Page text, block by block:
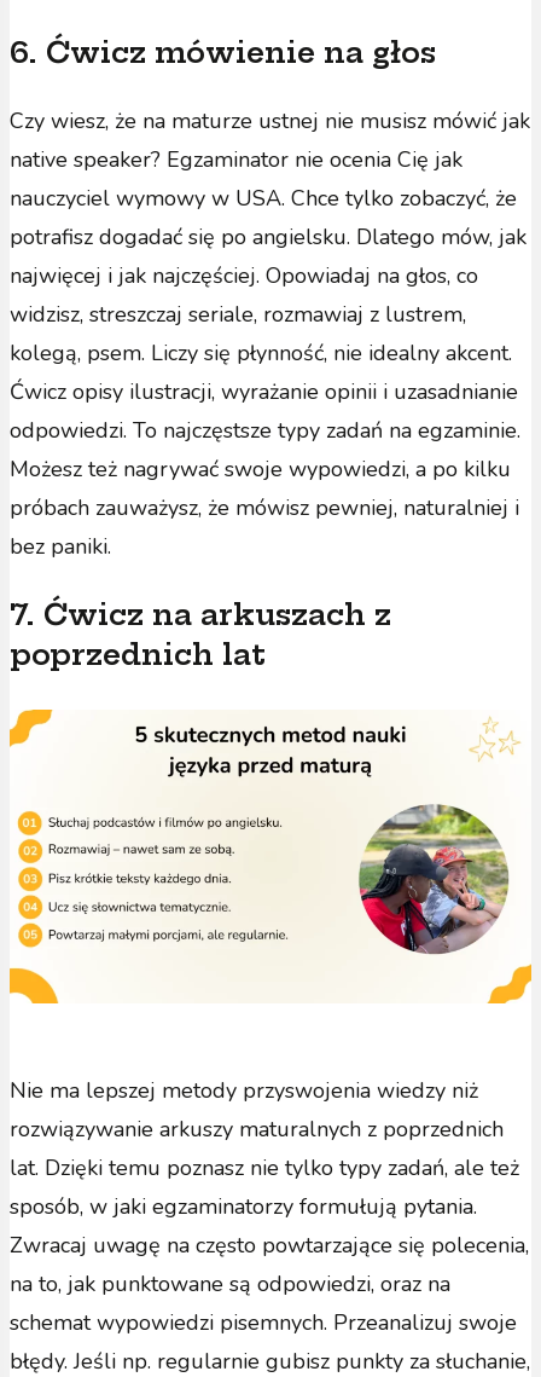
6. Ćwicz mówienie na głos
Czy wiesz, że na maturze ustnej nie musisz mówić jak
native speaker? Egzaminator nie ocenia Cię jak
nauczyciel wymowy w USA. Chce tylko zobaczyć, że
potrafisz dogadać się po angielsku. Dlatego mów, jak
najwięcej i jak najczęściej. Opowiadaj na głos, co
widzisz, streszczaj seriale, rozmawiaj z lustrem,
kolegą, psem. Liczy się płynność, nie idealny akcent.
Ćwicz opisy ilustracji, wyrażanie opinii i uzasadnianie
odpowiedzi. To najczęstsze typy zadań na egzaminie.
Możesz też nagrywać swoje wypowiedzi, a po kilku
próbach zauważysz, że mówisz pewniej, naturalniej i
bez paniki.
7. Ćwicz na arkuszach z
poprzednich lat
Nie ma lepszej metody przyswojenia wiedzy niż
rozwiązywanie arkuszy maturalnych z poprzednich
lat. Dzięki temu poznasz nie tylko typy zadań, ale też
sposób, w jaki egzaminatorzy formułują pytania.
Zwracaj uwagę na często powtarzające się polecenia,
na to, jak punktowane są odpowiedzi, oraz na
schemat wypowiedzi pisemnych. Przeanalizuj swoje
błędy. Jeśli np. regularnie gubisz punkty za słuchanie,